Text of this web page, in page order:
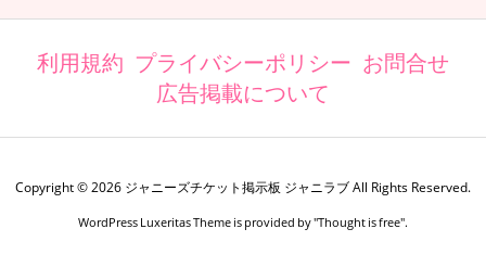
利用規約 プライバシーポリシー お問合せ
広告掲載について
Copyright ©2026 ジャニーズチケット掲示板 ジャニラブAll Rights Reserved.
WordPress Luxeritas Theme is provided by "Thought is free".